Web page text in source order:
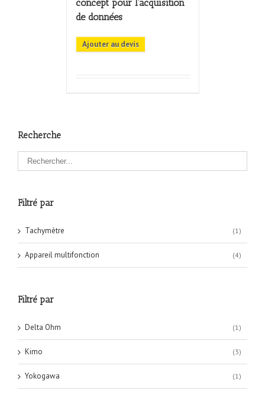
concept pour l’acquisition
de données
Ajouter au devis
Recherche
Filtré par
Tachymètre (1)
Appareil multifonction (4)
Filtré par
Delta Ohm (1)
Kimo (3)
Yokogawa (1)